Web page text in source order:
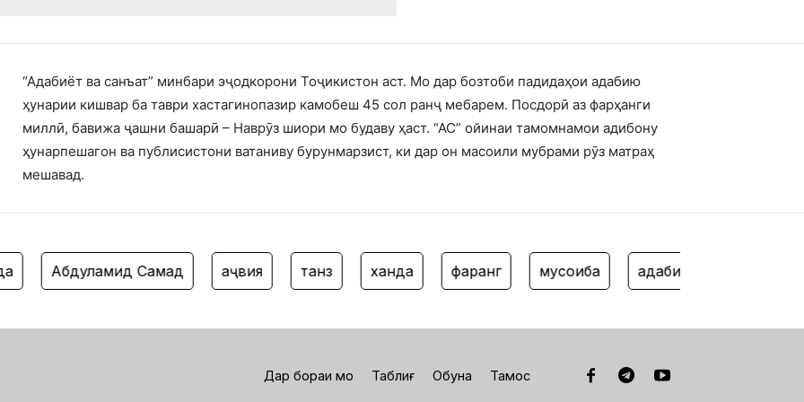
“Адабиёт ва санъат” минбари эҷодкорони Тоҷикистон аст. Мо дар бозтоби падидаҳои адабию
ҳунарии кишвар ба таври хастагинопазир камобеш 45 сол ранҷ мебарем. Посдорӣ аз фарҳанги
миллӣ, бавижа ҷашни башарӣ – Наврӯз шиори мо будаву ҳаст. “АС” ойинаи тамомнамои адибону
ҳунарпешагон ва публисистони ватаниву бурунмарзист, ки дар он масоили мубрами рӯз матраҳ
мешавад.
Абдулҳамид Самад ҳаҷвия танз ханда фарҳанг мусоҳиба адабиёти кӯдак
Дар бораи мо Таблиғ Обуна Тамос